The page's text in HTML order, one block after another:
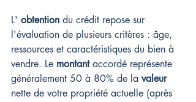
L' obtention du crédit repose sur
l'évaluation de plusieurs critères : âge,
ressources et caractéristiques du bien à
vendre. Le montant accordé représente
généralement 50 à 80% de la valeur
nette de votre propriété actuelle (après